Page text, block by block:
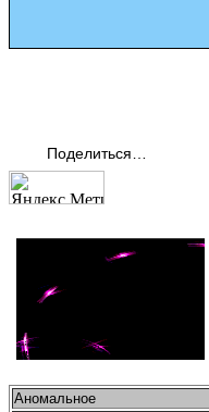
Поделиться…
Аномальное